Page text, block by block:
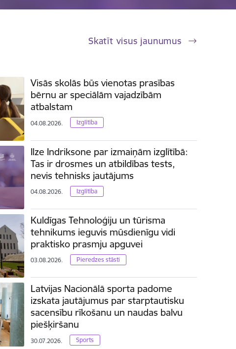
Skatīt visus jaunumus
Visās skolās būs vienotas prasības
bērnu ar speciālām vajadzībām
atbalstam
04.08.2026. Izglītība
Ilze Indriksone par izmaiņām izglītībā:
Tas ir drosmes un atbildības tests,
nevis tehnisks jautājums
04.08.2026. Izglītība
Kuldīgas Tehnoloģiju un tūrisma
tehnikums ieguvis mūsdienīgu vidi
praktisko prasmju apguvei
03.08.2026. Pieredzes stāsti
Latvijas Nacionālā sporta padome
izskata jautājumus par starptautisku
sacensību rīkošanu un naudas balvu
piešķiršanu
30.07.2026. Sports